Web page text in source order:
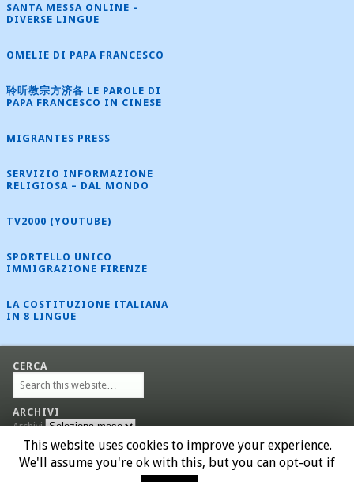
SANTA MESSA ONLINE –
DIVERSE LINGUE
OMELIE DI PAPA FRANCESCO
聆听教宗方济各 LE PAROLE DI
PAPA FRANCESCO IN CINESE
MIGRANTES PRESS
SERVIZIO INFORMAZIONE
RELIGIOSA – DAL MONDO
TV2000 (YOUTUBE)
SPORTELLO UNICO
IMMIGRAZIONE FIRENZE
LA COSTITUZIONE ITALIANA
IN 8 LINGUE
CERCA
ARCHIVI
Archivi
© 2026 Migrantes Firenze
This website uses cookies to improve your experience.
We'll assume you're ok with this, but you can opt-out if